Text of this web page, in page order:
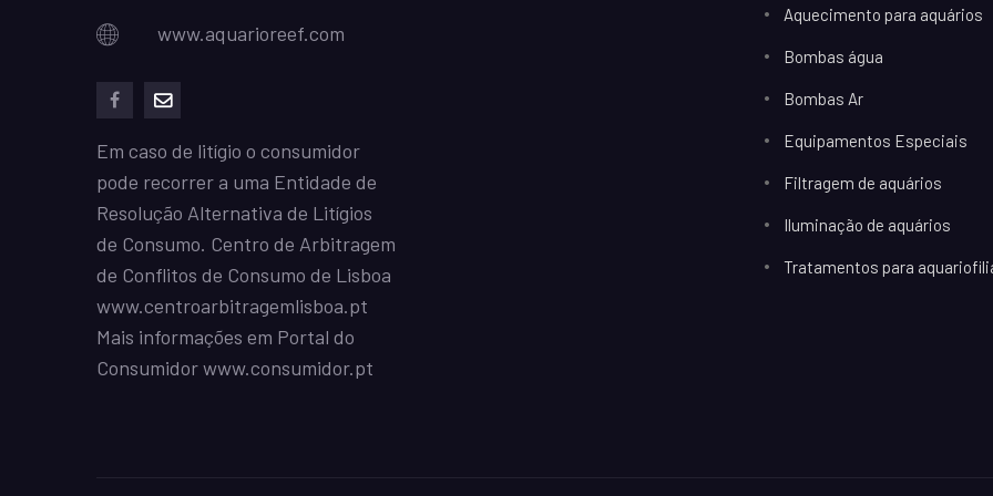
www.aquarioreef.com
Em caso de litígio o consumidor
pode recorrer a uma Entidade de
Resolução Alternativa de Litígios
de Consumo. Centro de Arbitragem
de Conflitos de Consumo de Lisboa
www.centroarbitragemlisboa.pt
Mais informações em Portal do
Consumidorwww.consumidor.pt
Aquecimento para aquários
Bombas água
Bombas Ar
Equipamentos Especiais
Filtragem de aquários
Iluminação de aquários
Tratamentos para